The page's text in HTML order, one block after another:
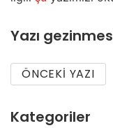
Yazı
ÖNCEKI YAZI
Kategoriler